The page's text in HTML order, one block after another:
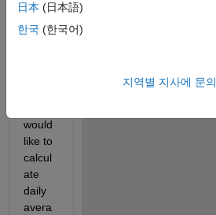
directi
ons at
would
like to
calcul
ate
daily
avera
日本 (日本語)
한국 (한국어)
지역별 지사에 문의